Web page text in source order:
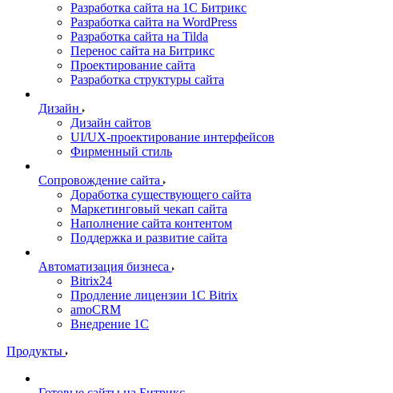
Разработка сайта на 1С Битрикс
Разработка сайта на WordPress
Разработка сайта на Tilda
Перенос сайта на Битрикс
Проектирование сайта
Разработка структуры сайта
Дизайн
Дизайн сайтов
UI/UX-проектирование интерфейсов
Фирменный стиль
Сопровождение сайта
Доработка существующего сайта
Маркетинговый чекап сайта
Наполнение сайта контентом
Поддержка и развитие сайта
Автоматизация бизнеса
Bitrix24
Продление лицензии 1C Bitrix
amoCRM
Внедрение 1C
Продукты